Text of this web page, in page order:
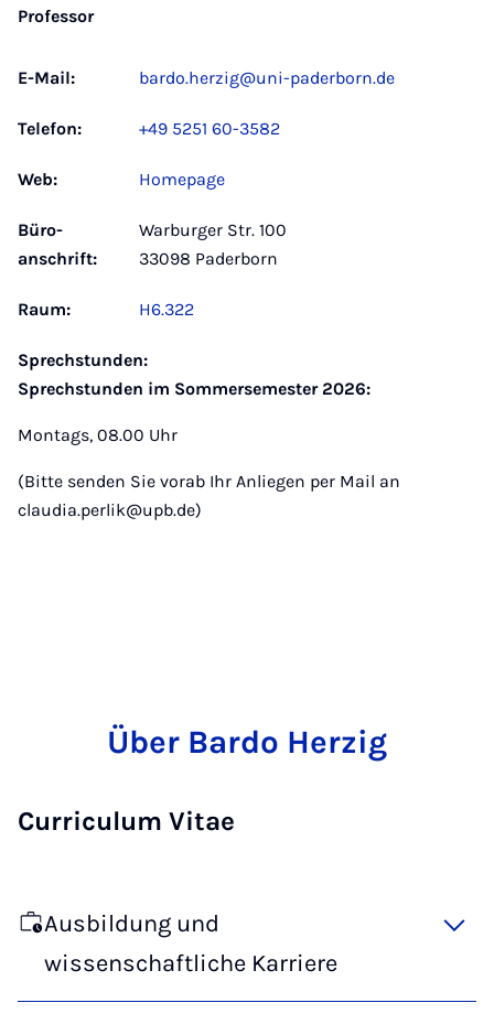
Professor
E-Mail: bardo.herzig@uni-paderborn.de
Telefon: +49 5251 60-3582
Web: Homepage
Büro­
anschrift:
Warburger Str. 100
33098 Paderborn
Raum: H6.322
Sprechstunden:
Sprechstunden im Sommersemester 2026:
Montags, 08.00 Uhr
(Bitte senden Sie vorab Ihr Anliegen per Mail an
claudia.perlik@upb.de)
Über Bardo Herzig
Curriculum Vitae
Ausbildung und
wissenschaftliche Karriere